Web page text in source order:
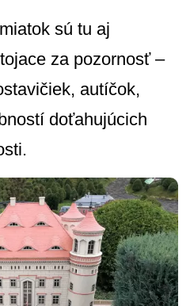
sú tu aj
za pozornosť –
autíčok,
doťahujúcich